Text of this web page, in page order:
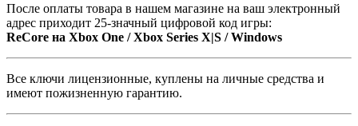
После оплаты товара в нашем магазине на ваш электронный
адрес приходит 25-значный цифровой код игры:
ReCore на Xbox One / Xbox Series X|S / Windows
Все ключи лицензионные, куплены на личные средства и
имеют пожизненную гарантию.